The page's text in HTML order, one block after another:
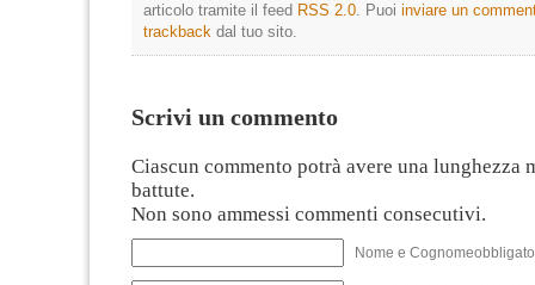
articolo tramite il feed RSS 2.0. Puoi inviare un
trackback dal tuo sito.
Scrivi un commento
Ciascun commento potrà avere una lunghezza
battute.
Non sono ammessi commenti consecutivi.
Nome e